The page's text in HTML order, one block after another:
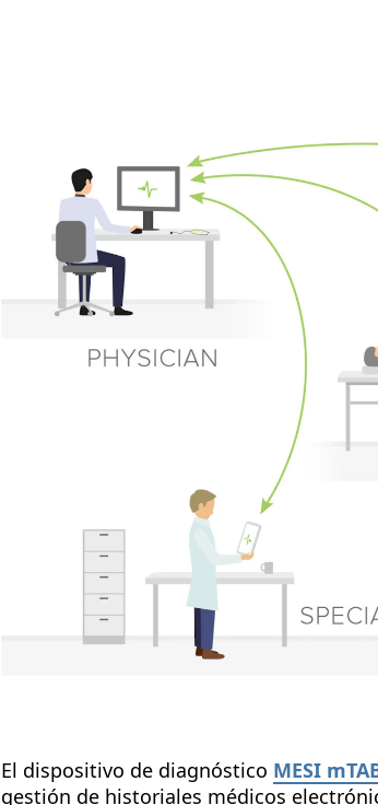
El dispositivo de diagnóstico MESI
gestión de historiales médicos